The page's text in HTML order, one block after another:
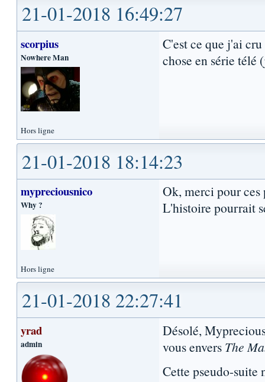
21-01-2018 16:49:27
scorpius
Nowhere Man
C'est ce que j'ai
chose en série télé
Hors ligne
21-01-2018 18:14:23
mypreciousnico
Why ?
Ok, merci pour
L'histoire pourrait
Hors ligne
21-01-2018 22:27:41
yrad
admin
Désolé,
vous envers The
Cette pseudo-suite